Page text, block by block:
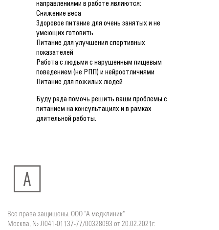
направлениями в работе являются:
Снижение веса
Здоровое питание для очень занятых и не
умеющих готовить
Питание для улучшения спортивных
показателей
Работа с людьми с нарушенным пищевым
поведением (не РПП) и нейроотличиями
Питание для пожилых людей
Буду рада помочь решить ваши проблемы с
питанием на консультациях и в рамках
длительной работы.
Все права защищены. ООО "А медклиник"
Москва, № Л041-01137-77/00328093 от 20.02.2021г.